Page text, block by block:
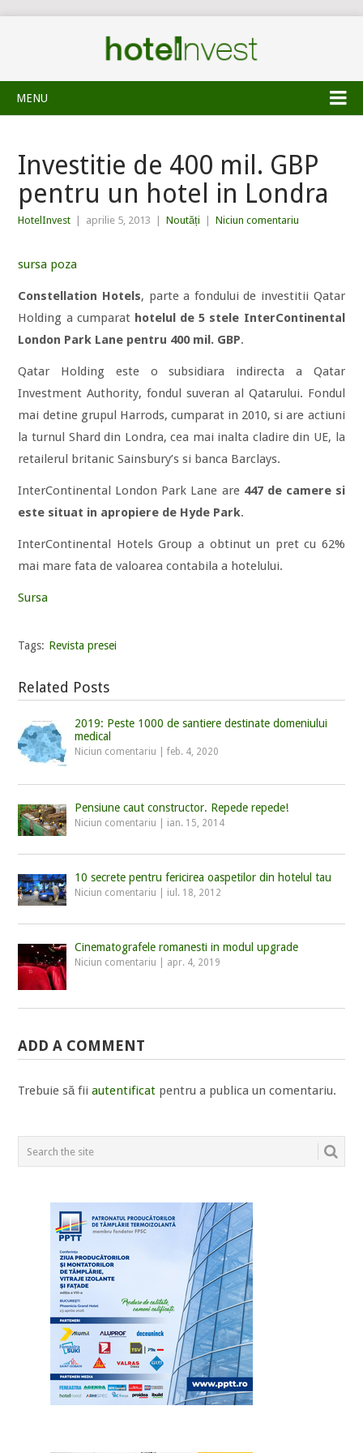
MENU
Investitie de 400 mil. GBP
pentru un hotel in Londra
HotelInvest aprilie 5, 2013 Noutăți Niciun comentariu
sursa poza
Constellation Hotels, parte a fondului de investitii Qatar
Holding a cumparat hotelul de 5 stele InterContinental
London Park Lane pentru 400 mil. GBP.
Qatar Holding este o subsidiara indirecta a Qatar
Investment Authority, fondul suveran al Qatarului. Fondul
mai detine grupul Harrods, cumparat in 2010, si are actiuni
la turnul Shard din Londra, cea mai inalta cladire din UE, la
retailerul britanic Sainsbury’s si banca Barclays.
InterContinental London Park Lane are 447 de camere si
este situat in apropiere de Hyde Park.
InterContinental Hotels Group a obtinut un pret cu 62%
mai mare fata de valoarea contabila a hotelului.
Sursa
Tags: Revista presei
Related Posts
2019: Peste 1000 de santiere destinate domeniului
medical
Niciun comentariu |feb. 4, 2020
Pensiune caut constructor. Repede repede!
Niciun comentariu ian. 15, 2014
10 secrete pentru fericirea oaspetilor din hotelul tau
Niciun comentariu iul. 18, 2012
Cinematografele romanesti in modul upgrade
Niciun comentariu apr. 4, 2019
ADD A COMMENT
Trebuie să fiiautentificat pentru a publica un comentariu.